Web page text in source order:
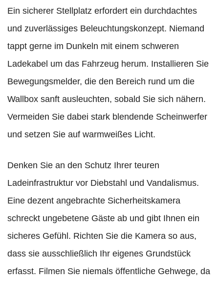
Ein sicherer Stellplatz erfordert ein durchdachtes
und zuverlässiges Beleuchtungskonzept. Niemand
tappt gerne im Dunkeln mit einem schweren
Ladekabel um das Fahrzeug herum. Installieren Sie
Bewegungsmelder, die den Bereich rund um die
Wallbox sanft ausleuchten, sobald Sie sich nähern.
Vermeiden Sie dabei stark blendende Scheinwerfer
und setzen Sie auf warmweißes Licht.
Denken Sie an den Schutz Ihrer teuren
Ladeinfrastruktur vor Diebstahl und Vandalismus.
Eine dezent angebrachte Sicherheitskamera
schreckt ungebetene Gäste ab und gibt Ihnen ein
sicheres Gefühl. Richten Sie die Kamera so aus,
dass sie ausschließlich Ihr eigenes Grundstück
erfasst. Filmen Sie niemals öffentliche Gehwege, da